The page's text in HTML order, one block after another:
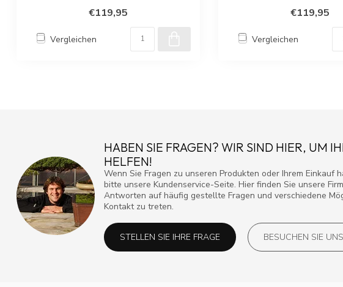
€119,95
Vergleichen
€119,95
Vergleichen
HABEN SIE FRAGEN? WIR SIND HIER, UM
HELFEN!
Wenn Sie Fragen zu unseren Produkten oder Ihrem Einkauf
bitte unsere Kundenservice-Seite. Hier finden Sie unsere
Antworten auf häufig gestellte Fragen und verschiedene
Kontakt zu treten.
STELLEN SIE IHRE FRAGE BESUCHEN SIE